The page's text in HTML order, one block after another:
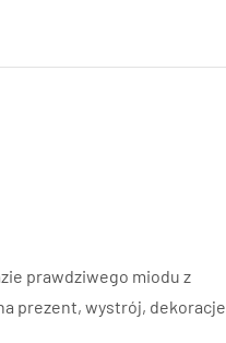
prawdziwego miodu z
prezent, wystrój, dekoracje.